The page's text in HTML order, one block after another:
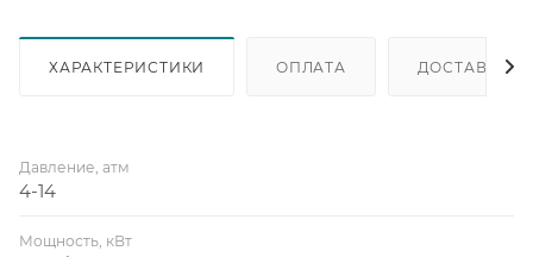
ХАРАКТЕРИСТИКИ ОПЛАТА ДОСТАВКА
Давление, атм
4-14
Мощность, кВт